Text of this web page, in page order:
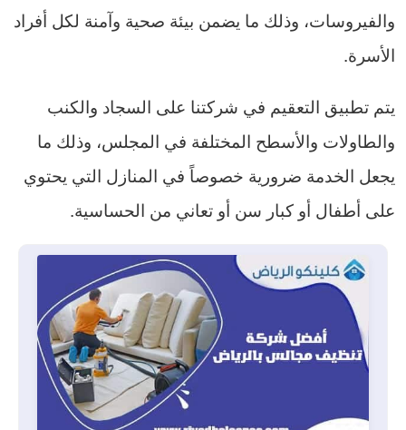
والفيروسات، وذلك ما يضمن بيئة صحية وآمنة لكل أفراد
الأسرة.
يتم تطبيق التعقيم في شركتنا على السجاد والكنب
والطاولات والأسطح المختلفة في المجلس، وذلك ما
يجعل الخدمة ضرورية خصوصاً في المنازل التي يحتوي
على أطفال أو كبار سن أو تعاني من الحساسية.